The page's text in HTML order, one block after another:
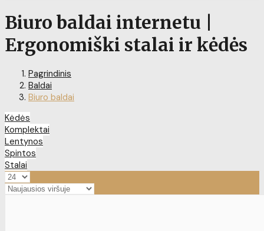
Biuro baldai internetu |
Ergonomiški stalai ir kėdės
Pagrindinis
Baldai
Biuro baldai
Kėdės
Komplektai
Lentynos
Spintos
Stalai